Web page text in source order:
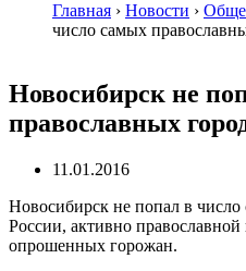
Главная › Новости ›
число самых
Новосибирск не
православных
11.01.2016
Новосибирск не попал в
России, активно
опрошенных горожан.